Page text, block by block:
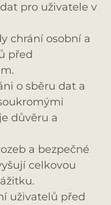
pro uživatele v
chrání osobní a
před
o sběru dat a
důvěru a
a bezpečné
celkovou
uživatelů před